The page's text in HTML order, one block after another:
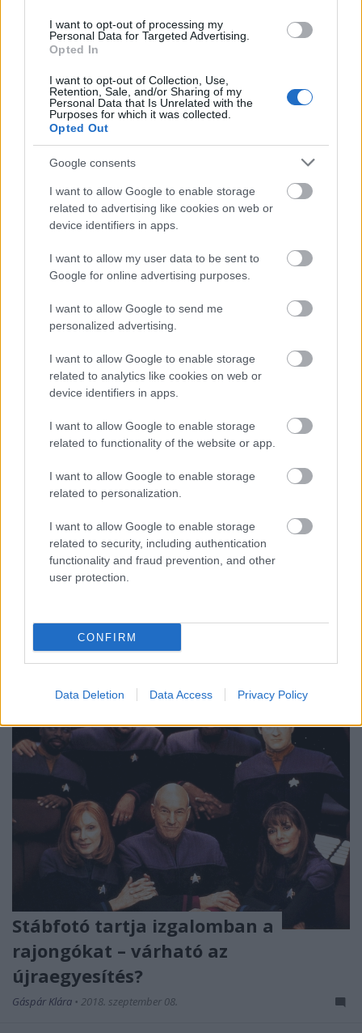
I want to opt-out of processing my
Personal Data for Targeted Advertising.
Opted In
I want to opt-out of Collection, Use,
Retention, Sale, and/or Sharing of my
Personal Data that Is Unrelated with the
Purposes for which it was collected.
Opted Out
Google consents
I want to allow Google to enable storage
related to advertising like cookies on web or
device identifiers in apps.
I want to allow my user data to be sent to
Google for online advertising purposes.
I want to allow Google to send me
personalized advertising.
I want to allow Google to enable storage
related to analytics like cookies on web or
device identifiers in apps.
I want to allow Google to enable storage
related to functionality of the website or app.
I want to allow Google to enable storage
related to personalization.
I want to allow Google to enable storage
related to security, including authentication
functionality and fraud prevention, and other
user protection.
CONFIRM
Data Deletion Data Access Privacy Policy
vajon a rengeteg idegen faj képviselői egymás között
vagy éppen egymással keveredve miként, milyen
Az öt kedvenc Star Trek: Az új
nemzedék epizódom
2018. szeptember 15.
Mindig, minden imádott sorozatban, mindenkinek
szívesebben, gyakrabban nézi újra őket. Talán csak
épp egy olyan élethelyzetben találkozunk ezekkel,
amikor a cselekmény, a mondanivaló különösen illik
ránk. Talán épp a kedvenc szereplőnk…
Stábfotó tartja izgalomban a
rajongókat – várható az
újraegyesítés?
Gáspár Klára • 2018. szeptember 08.